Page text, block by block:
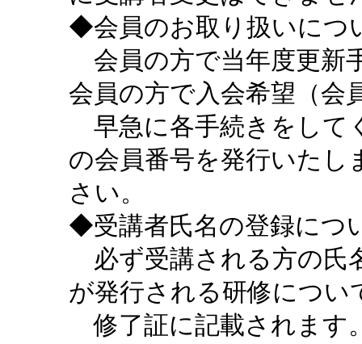
◆会員のお取り扱いにつ
会員の方で当年度更新
会員の方で入会希望（会
早急に各手続きをして
の会員番号を発行いたし
さい。
◆受講者氏名の登録につ
必ず受講される方の氏
が発行される研修につい
修了証に記載されます